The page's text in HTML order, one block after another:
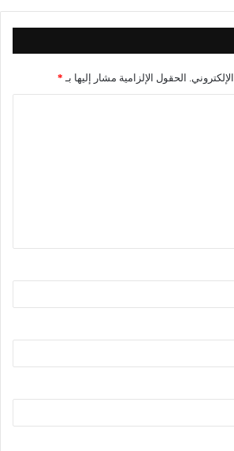
الحقول الإلزامية مشار إليها بـ *